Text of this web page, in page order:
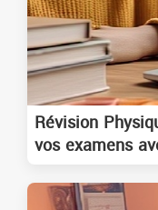
Révision
vos examens